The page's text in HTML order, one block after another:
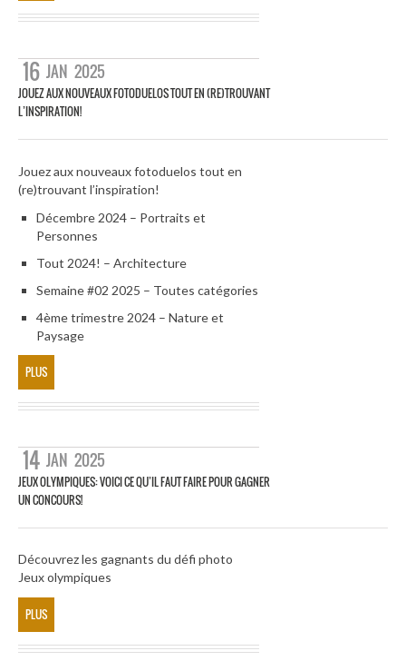
16 JAN 2025
JOUEZ AUX NOUVEAUX FOTODUELOS TOUT EN (RE)TROUVANT
L’INSPIRATION!
Jouez aux nouveaux fotoduelos tout en
(re)trouvant l’inspiration!
Décembre 2024 – Portraits et
Personnes
Tout 2024! – Architecture
Semaine #02 2025 – Toutes catégories
4ème trimestre 2024 – Nature et
Paysage
PLUS
14 JAN 2025
JEUX OLYMPIQUES: VOICI CE QU’IL FAUT FAIRE POUR GAGNER
UN CONCOURS!
Découvrez les gagnants du défi photo
Jeux olympiques
PLUS